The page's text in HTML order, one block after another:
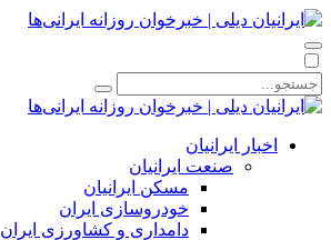
اخبار ایرانیان
صنعت ایرانیان
مسکن ایرانیان
خودروسازی ایران
دامداری و کشاورزی ایران